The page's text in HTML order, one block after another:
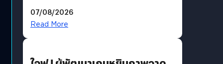
อวกาศเต็มสูบ
07/08/2026
Read More